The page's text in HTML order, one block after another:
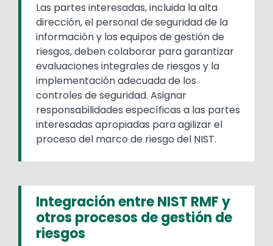
Las partes interesadas, incluida la alta
dirección, el personal de seguridad de la
información y los equipos de gestión de
riesgos, deben colaborar para garantizar
evaluaciones integrales de riesgos y la
implementación adecuada de los
controles de seguridad. Asignar
responsabilidades específicas a las partes
interesadas apropiadas para agilizar el
proceso del marco de riesgo del NIST.
Integración entre NIST RMF y
otros procesos de gestión de
riesgos